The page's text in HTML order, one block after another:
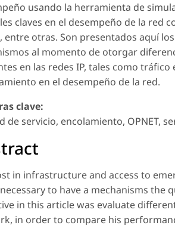
usando la herramienta de
claves en el desempeño de la red
entre otras. Son presentados aquí
al momento de otorgar
en las redes IP, tales como
en el desempeño de la red.
clave:
de servicio, encolamiento, OPNET,
in infrastructure and access to
to have a mechanisms the
in this article was evaluate
in order to compare his